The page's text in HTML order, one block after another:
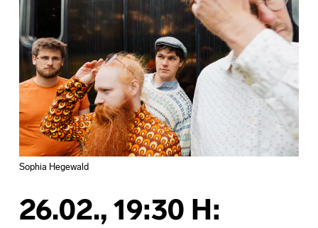
Sophia Hegewald
26.02., 19:30 H: